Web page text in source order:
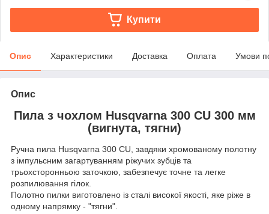
Купити
Опис Характеристики Доставка Оплата Умови
Опис
Пила з чохлом Husqvarna 300 CU 300 мм
(вигнута, тягни)
Ручна пила Husqvarna 300 CU, завдяки хромованому полотну
з імпульсним загартуванням ріжучих зубців та
трьохсторонньою заточкою, забезпечує точне та легке
розпилювання гілок.
Полотно пилки виготовлено із сталі високої якості, яке ріже в
одному напрямку - "тягни".